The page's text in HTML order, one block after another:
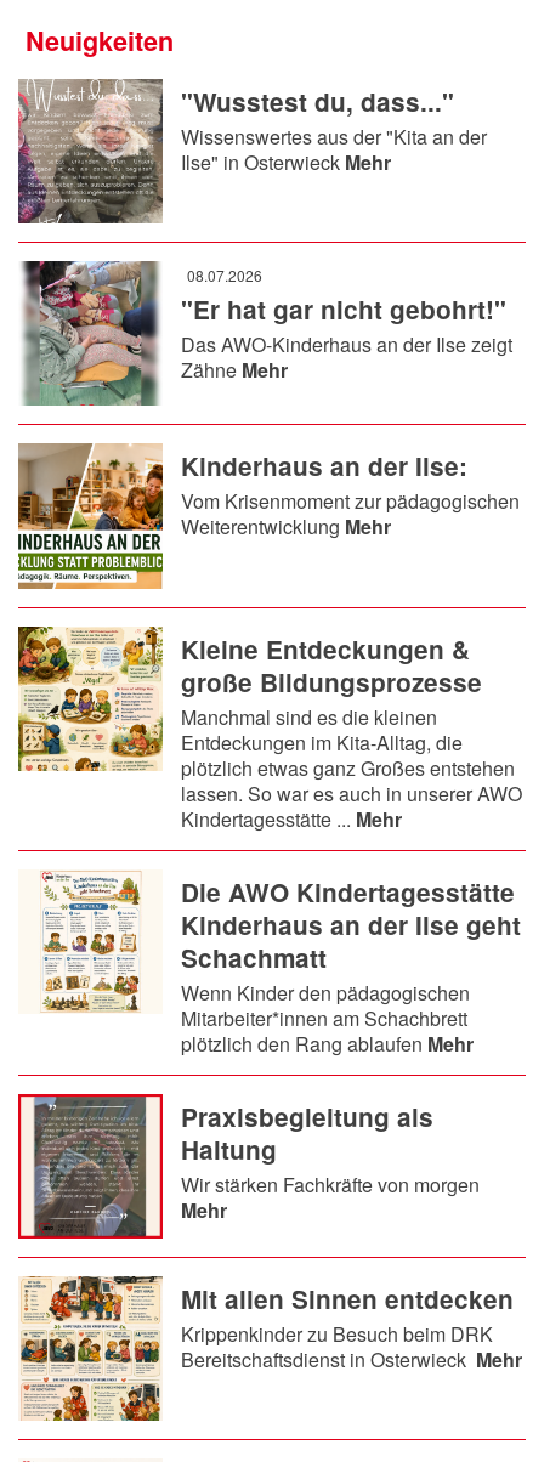
Neuigkeiten
"Wusstest du, dass..."
Wissenswertes aus der "Kita an der
Ilse" in Osterwieck Mehr
08.07.2026
"Er hat gar nicht gebohrt!"
Das AWO-Kinderhaus an der Ilse zeigt
Zähne Mehr
Kinderhaus an der Ilse:
Vom Krisenmoment zur pädagogischen
Weiterentwicklung Mehr
Kleine Entdeckungen &
große Bildungsprozesse
Manchmal sind es die kleinen
Entdeckungen im Kita-Alltag, die
plötzlich etwas ganz Großes entstehen
lassen. So war es auch in unserer AWO
Kindertagesstätte ... Mehr
Die AWO Kindertagesstätte
Kinderhaus an der Ilse geht
Schachmatt
Wenn Kinder den pädagogischen
Mitarbeiter*innen am Schachbrett
plötzlich den Rang ablaufen Mehr
Praxisbegleitung als
Haltung
Wir stärken Fachkräfte von morgen
Mehr
Mit allen Sinnen entdecken
Krippenkinder zu Besuch beim DRK
Bereitschaftsdienst in Osterwieck Mehr